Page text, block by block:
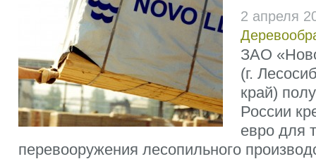
2 апреля
ЗАО
(г.
край)
России
евро для
перевооружения лесопильного